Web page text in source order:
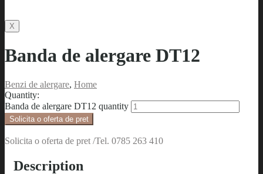
X
Banda de alergare DT12
Benzi de alergare, Home
Quantity:
Banda de alergare DT12 quantity
Solicita o oferta de pret
Solicita o oferta de pret /Tel. 0785 263 410
Description